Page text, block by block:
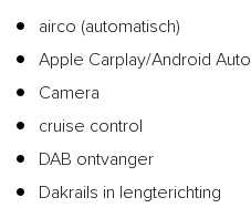
airco (automatisch)
Apple Carplay/Android Auto
Camera
cruise control
DAB ontvanger
Dakrails in lengterichting